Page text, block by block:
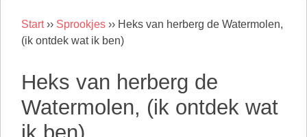
Start›› Sprookjes ›› Heks van herberg de Watermolen,
(ik ontdek wat ik ben)
Heks van herberg de
Watermolen, (ik ontdek wat